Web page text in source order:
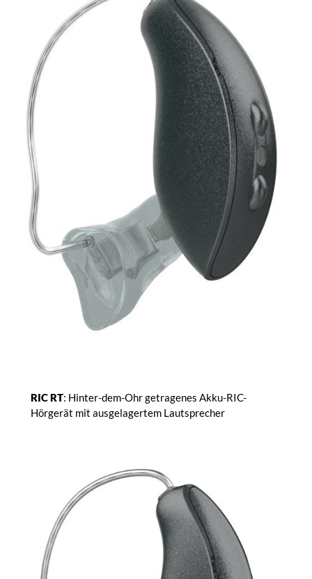
RIC RT: Hinter-dem-Ohr getragenes Akku-RIC-
Hörgerät mit ausgelagertem Lautsprecher